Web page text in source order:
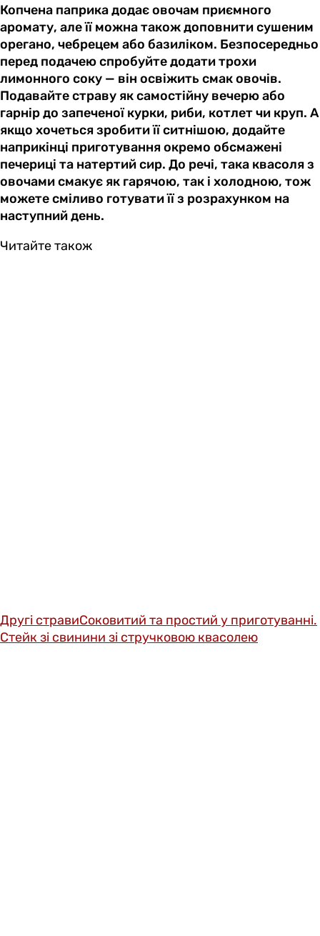
Копчена паприка додає овочам приємного
аромату, але її можна також доповнити сушеним
орегано, чебрецем або базиліком. Безпосередньо
перед подачею спробуйте додати трохи
лимонного соку — він освіжить смак овочів.
Подавайте страву як самостійну вечерю або
гарнір до запеченої курки, риби, котлет чи круп. А
якщо хочеться зробити її ситнішою, додайте
наприкінці приготування окремо обсмажені
печериці та натертий сир. До речі, така квасоля з
овочами смакує як гарячою, так і холодною, тож
можете сміливо готувати її з розрахунком на
наступний день.
Читайте також
Другі стравиСоковитий та простий у приготуванні.
Стейк зі свинини зі стручковою квасолею